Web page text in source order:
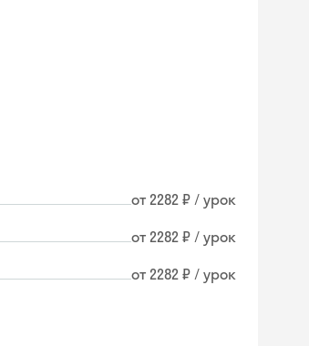
от 2282 ₽ / урок
от 2282 ₽ / урок
от 2282 ₽ / урок